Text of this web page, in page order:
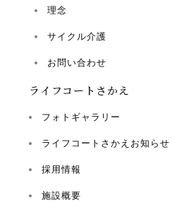
理念
サイクル介護
お問い合わせ
ライフコートさかえ
フォトギャラリー
ライフコートさかえお知らせ
採用情報
施設概要